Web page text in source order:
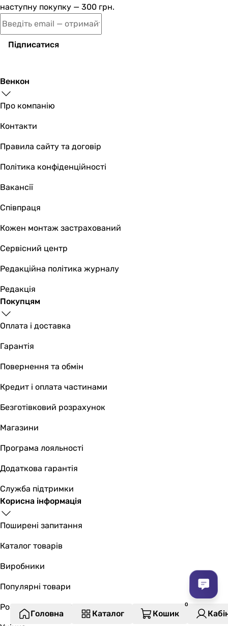
наступну покупку — 300 грн.
Підписатися
Венкон
Про компанію
Контакти
Правила сайту та договір
Політика конфіденційності
Вакансії
Співпраця
Кожен монтаж застрахований
Сервісний центр
Редакційна політика журналу
Редакція
Покупцям
Оплата і доставка
Гарантія
Повернення та обмін
Кредит і оплата частинами
Безготівковий розрахунок
Магазини
Програма лояльності
Додаткова гарантія
Служба підтримки
Корисна інформація
Поширені запитання
Каталог товарів
Виробники
Популярні товари
Розпродаж до -50%
Головна Каталог Кошик